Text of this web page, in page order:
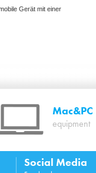
Gerät mit einer
Mac&PC
equipment
Social Media